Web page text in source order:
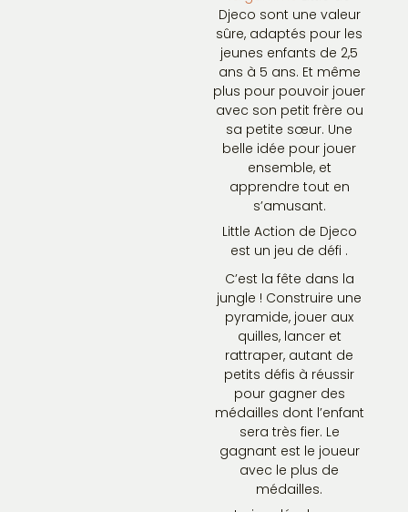
Djeco sont une valeur
sûre, adaptés pour les
jeunes enfants de 2,5
ans à 5 ans. Et même
plus pour pouvoir jouer
avec son petit frère ou
sa petite sœur. Une
belle idée pour jouer
ensemble, et
apprendre tout en
s’amusant.
Little Action de Djeco
est un jeu de défi .
C’est la fête dans la
jungle ! Construire une
pyramide, jouer aux
quilles, lancer et
rattraper, autant de
petits défis à réussir
pour gagner des
médailles dont l’enfant
sera très fier. Le
gagnant est le joueur
avec le plus de
médailles.